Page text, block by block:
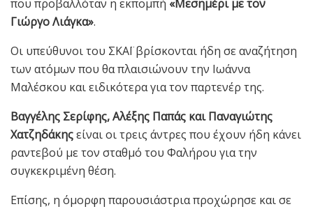
που προβαλλόταν η εκπομπή «Μεσημέρι με τον
Γιώργο Λιάγκα».
Οι υπεύθυνοι του ΣΚΑΪ βρίσκονται ήδη σε αναζήτηση
των ατόμων που θα πλαισιώνουν την Ιωάννα
Μαλέσκου και ειδικότερα για τον παρτενέρ της.
Βαγγέλης Σερίφης, Αλέξης Παπάς και Παναγιώτης
Χατζηδάκηςείναι οι τρεις άντρες που έχουν ήδη κάνει
ραντεβού με τον σταθμό του Φαλήρου για την
συγκεκριμένη θέση.
Επίσης, η όμορφη παρουσιάστρια προχώρησε και σε